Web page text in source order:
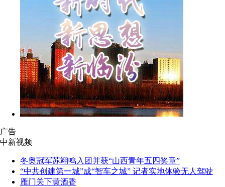
广告
中新视频
冬奥冠军苏翊鸣入团并获“山西青年五四奖章”
“中共创建第一城”成“智车之城” 记者实地体验无人驾驶
雁门关下黄酒香